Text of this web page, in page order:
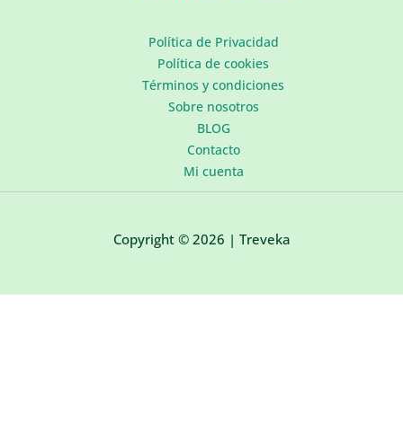
Política de Privacidad
Política de cookies
Términos y condiciones
Sobre nosotros
BLOG
Contacto
Mi cuenta
Copyright © 2026 | Treveka